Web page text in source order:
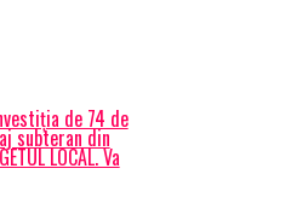
de 74 de
subteran din
LOCAL. Va